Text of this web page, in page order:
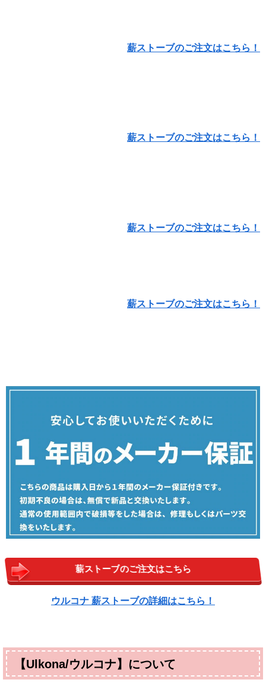
薪ストーブのご注文はこちら！
薪ストーブのご注文はこちら！
薪ストーブのご注文はこちら！
薪ストーブのご注文はこちら！
薪ストーブのご注文はこちら
ウルコナ 薪ストーブの詳細はこちら！
【Ulkona/ウルコナ】について